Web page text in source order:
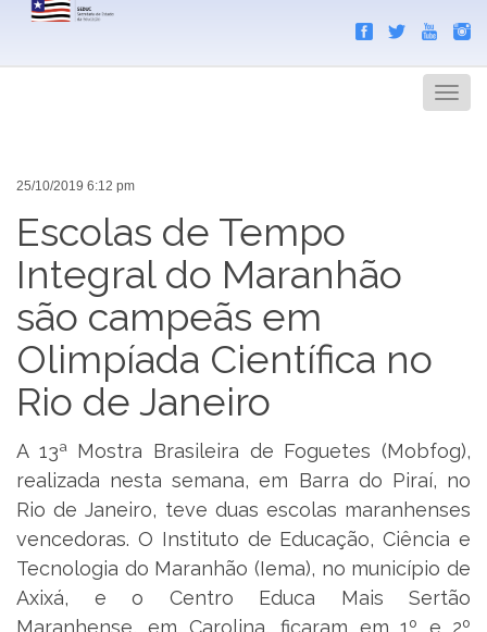
Menu
25/10/2019 6:12 pm
Escolas de Tempo
Integral do Maranhão
são campeãs em
Olimpíada Científica no
Rio de Janeiro
A 13ª Mostra Brasileira de Foguetes (Mobfog),
realizada nesta semana, em Barra do Piraí, no
Rio de Janeiro, teve duas escolas maranhenses
vencedoras. O Instituto de Educação, Ciência e
Tecnologia do Maranhão (Iema), no município de
Axixá, e o Centro Educa Mais Sertão
Maranhense, em Carolina, ficaram em 1º e 2º